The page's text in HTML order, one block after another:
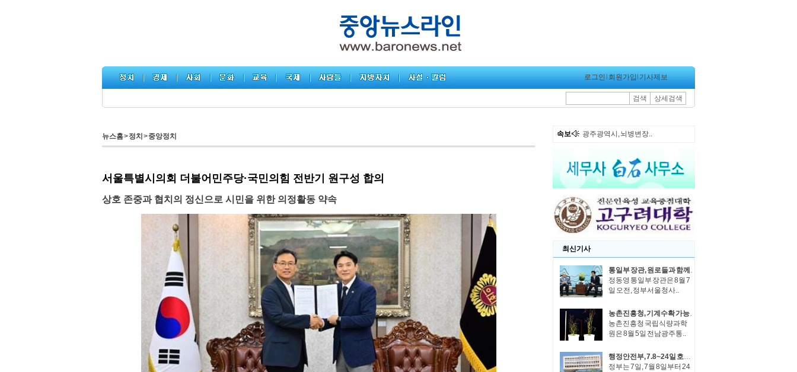
로그인 회원가입 기사제보
검색 상세검색
뉴스홈>정치 >중앙정치 속보 광주광역시, 뇌병변장..
최신기사
통일부 장관, 원로들과 함께 '한반도 평화공존 발전구상' 공감대 형성 방안 논의
정동영 통일부 장관은 8월 7
일 오전, 정부서울청사..
농촌진흥청, 기계수확 가능한 녹두 새 품종 '채흔' 현장 평가회
농촌진흥청 국립식량과학
원은 8월 5일 전남광주통..
행정안전부, 7.8~24일 호우 피해 특별재난지역 선포
정부는 7일, 7월 8일부터 24